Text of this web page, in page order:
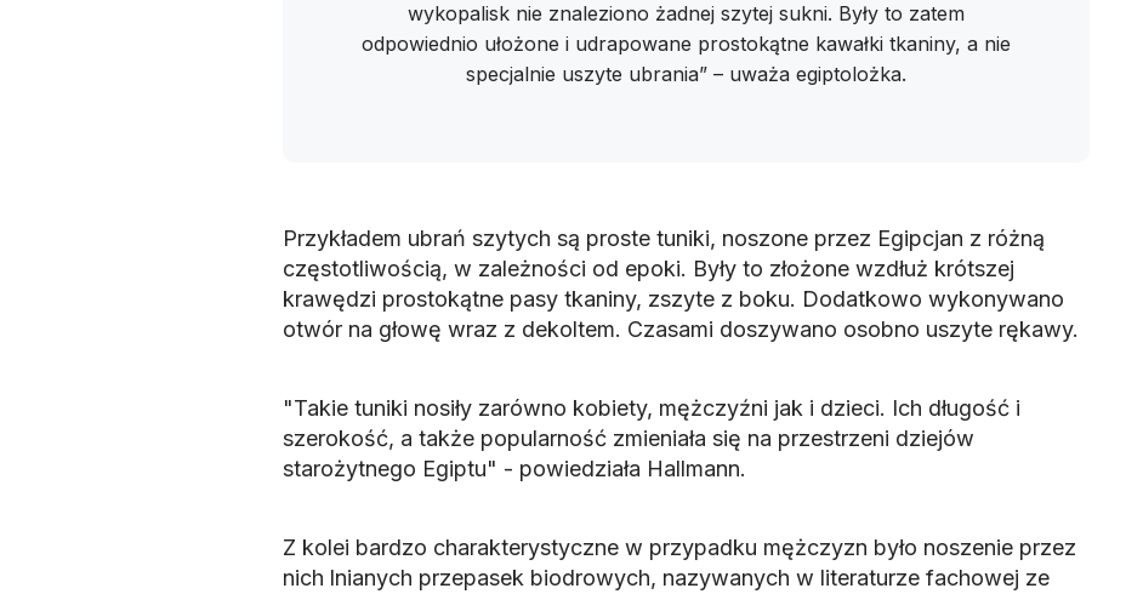
wykopalisk nie znaleziono żadnej szytej sukni. Były to zatem
odpowiednio ułożone i udrapowane prostokątne kawałki tkaniny, a nie
specjalnie uszyte ubrania” – uważa egiptolożka.
Przykładem ubrań szytych są proste tuniki, noszone przez Egipcjan z różną
częstotliwością, w zależności od epoki. Były to złożone wzdłuż krótszej
krawędzi prostokątne pasy tkaniny, zszyte z boku. Dodatkowo wykonywano
otwór na głowę wraz z dekoltem. Czasami doszywano osobno uszyte rękawy.
"Takie tuniki nosiły zarówno kobiety, mężczyźni jak i dzieci. Ich długość i
szerokość, a także popularność zmieniała się na przestrzeni dziejów
starożytnego Egiptu" - powiedziała Hallmann.
Z kolei bardzo charakterystyczne w przypadku mężczyzn było noszenie przez
nich lnianych przepasek biodrowych, nazywanych w literaturze fachowej ze